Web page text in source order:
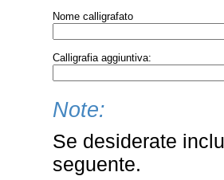
Nome calligrafato
Calligrafia aggiuntiva:
Note:
Se desiderate
seguente.